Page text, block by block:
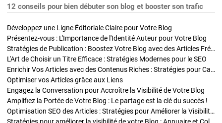
12 conseils pour bien débuter son blog et booster son trafic
Développez une Ligne Éditoriale Claire pour Votre Blog
Présentez-vous : L'Importance de l'Identité Auteur pour Votre Blog
Stratégies de Publication : Boostez Votre Blog avec des Articles Fréquents et Exclusifs
L'Art de Choisir un Titre Efficace : Stratégies Modernes pour le SEO
Enrichir Vos Articles avec des Contenus Riches : Stratégies pour Captiver et Optimiser
Optimiser vos Articles grâce aux Liens
Engagez la Conversation pour Accroître la Visibilité de Votre Blog
Amplifiez la Portée de Votre Blog : Le partage est la clé du succès !
Optimisation SEO des Articles : Stratégies pour Améliorer la Visibilité de Votre Blog